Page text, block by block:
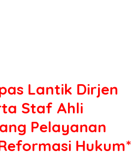
Lantik Dirjen
Staf Ahli
Pelayanan
Hukum*